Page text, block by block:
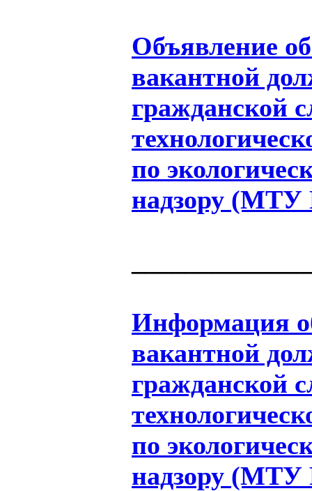
Объявление
вакантной
гражданской
по
надзору (МТУ
Информация
вакантной
гражданской
по
надзору (МТУ